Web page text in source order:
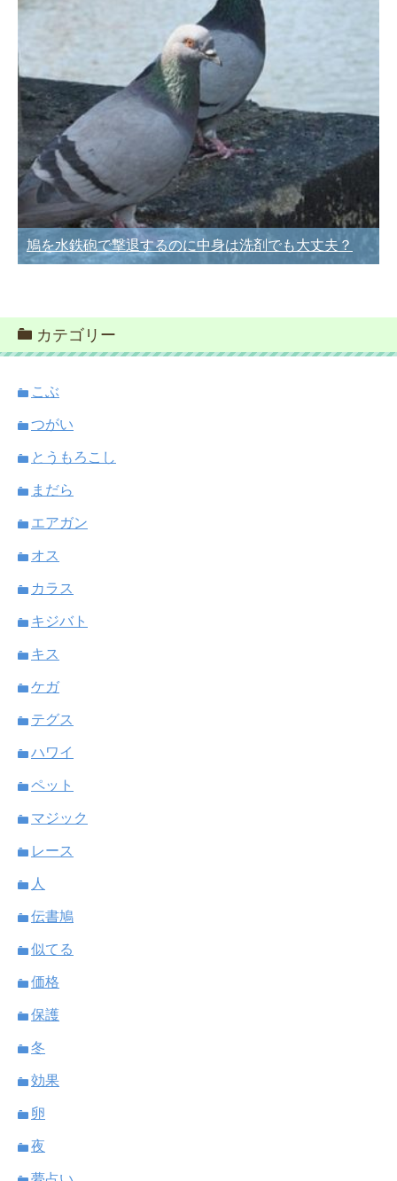
鳩を水鉄砲で撃退するのに中身は洗剤でも大丈夫？
カテゴリー
こぶ
つがい
とうもろこし
まだら
エアガン
オス
カラス
キジバト
キス
ケガ
テグス
ハワイ
ペット
マジック
レース
人
伝書鳩
似てる
価格
保護
冬
効果
卵
夜